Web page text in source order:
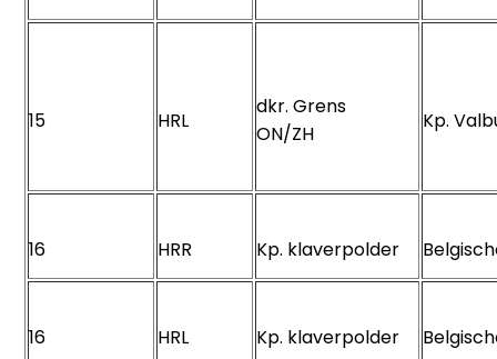
15 HRL
dkr. Grens
ON/ZH
Kp.
16 HRR Kp. klaverpolder
16 HRL Kp. klaverpolder